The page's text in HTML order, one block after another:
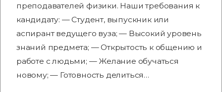
преподавателей физики. Наши требования к
кандидату: — Студент, выпускник или
аспирант ведущего вуза; — Высокий уровень
знаний предмета; — Открытость к общению и
работе с людьми; — Желание обучаться
новому; — Готовность делиться…